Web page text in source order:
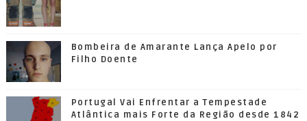
Bombeira de Amarante Lança Apelo por
Filho Doente
Portugal Vai Enfrentar a Tempestade
Atlântica mais Forte da Região desde 1842